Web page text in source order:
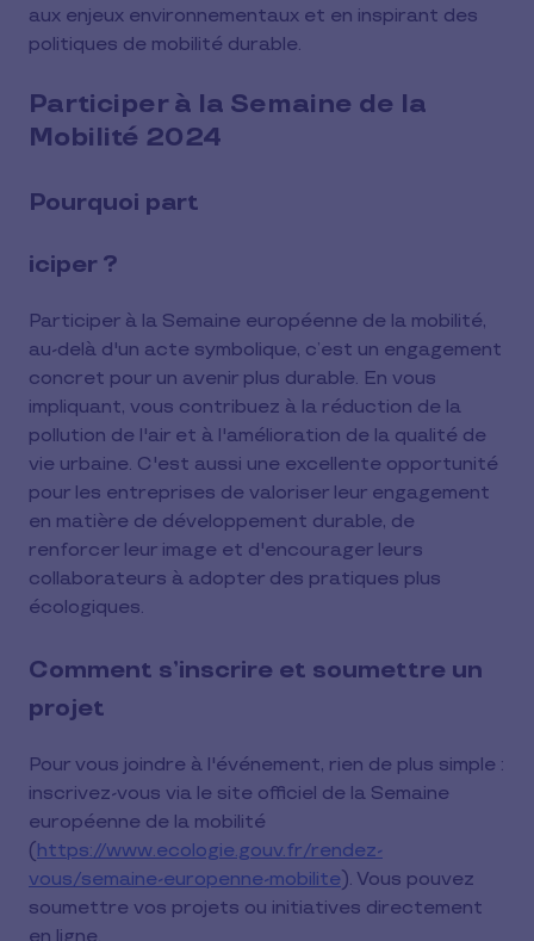
aux enjeux environnementaux et en inspirant des
politiques de mobilité durable.
Participer à la Semaine de la
Mobilité 2024
Pourquoi part
iciper ?
Participer à la Semaine européenne de la mobilité,
au-delà d'un acte symbolique, c’est un engagement
concret pour un avenir plus durable. En vous
impliquant, vous contribuez à la réduction de la
pollution de l'air et à l'amélioration de la qualité de
vie urbaine. C'est aussi une excellente opportunité
pour les entreprises de valoriser leur engagement
en matière de développement durable, de
renforcer leur image et d'encourager leurs
collaborateurs à adopter des pratiques plus
écologiques.
Comment s’inscrire et soumettre un
projet
Pour vous joindre à l'événement, rien de plus simple :
inscrivez-vous via le site officiel de la Semaine
européenne de la mobilité
(https://www.ecologie.gouv.fr/rendez-
vous/semaine-europenne-mobilite). Vous pouvez
soumettre vos projets ou initiatives directement